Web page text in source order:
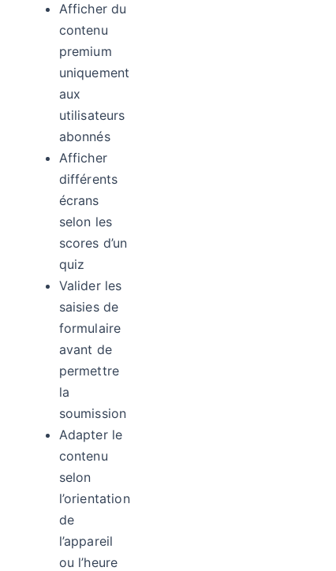
Afficher du
contenu
premium
uniquement
aux
utilisateurs
abonnés
Afficher
différents
écrans
selon les
scores d’un
quiz
Valider les
saisies de
formulaire
avant de
permettre
la
soumission
Adapter le
contenu
selon
l’orientation
de
l’appareil
ou l’heure